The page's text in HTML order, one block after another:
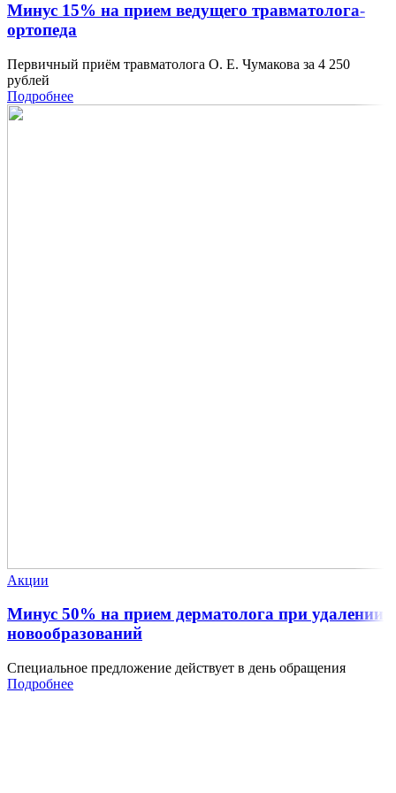
Минус 15% на прием ведущего травматолога-
ортопеда
Первичный приём травматолога О. Е. Чумакова за 4 250
рублей
Подробнее
Акции
Минус 50% на прием дерматолога при удалении
новообразований
Специальное предложение действует в день обращения
Подробнее